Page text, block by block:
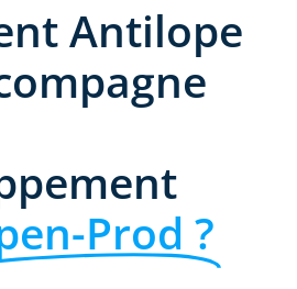
Antilope
Prod ?